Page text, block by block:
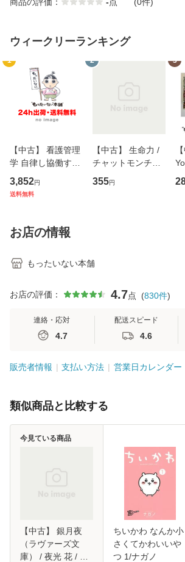
ウィークリーランキング
1
【中古】 看護管理
学 自律し協働する
専門職の看護マネ
ジメントスキル 改
恵 藤本幸三 / 南江
堂 [単行
3,852円
送料無料
2
【中古】 生命力 /
チャットモンチー /
キューンレコード
[CD]【メール便送
355円
3
の
お店の情報
もったいない本舗
お店の評価： 4.7点 (830件)
連絡・応対
4.7
配送スピード
4.6
販売者情報 支払い方法 営業日カレンダー
類似商品と比較する
【中古】 銀月夜
（ラヴァーズ文
庫） / 夜光 花 / 竹
今見ている商品
ちいかわ なんか小
さくてかわいいや
つ 1/ナガノ